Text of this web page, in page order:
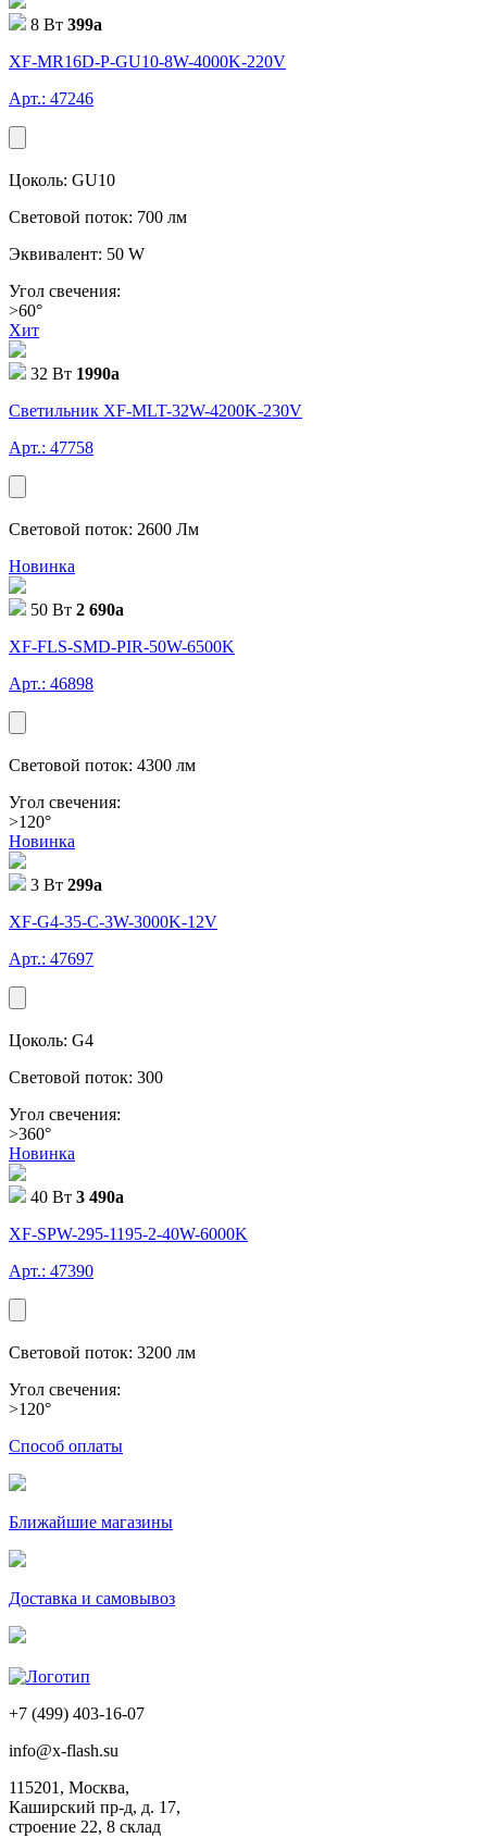
8 Вт 399a
XF-MR16D-P-GU10-8W-4000K-220V
Арт.: 47246
Цоколь: GU10
Световой поток: 700 лм
Эквивалент: 50 W
Угол свечения:
>60°
Хит
32 Вт 1990a
Светильник XF-MLT-32W-4200K-230V
Арт.: 47758
Световой поток: 2600 Лм
Новинка
50 Вт 2 690a
XF-FLS-SMD-PIR-50W-6500K
Арт.: 46898
Световой поток: 4300 лм
Угол свечения:
>120°
Новинка
3 Вт 299a
XF-G4-35-C-3W-3000K-12V
Арт.: 47697
Цоколь: G4
Световой поток: 300
Угол свечения:
>360°
Новинка
40 Вт 3 490a
XF-SPW-295-1195-2-40W-6000K
Арт.: 47390
Световой поток: 3200 лм
Угол свечения:
>120°
Способ оплаты
Ближайшие магазины
Доставка и самовывоз
+7 (499) 403-16-07
info@x-flash.su
115201, Москва,
Каширский пр-д, д. 17,
строение 22, 8 склад